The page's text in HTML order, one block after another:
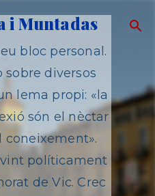
principal
i Muntadas
bloc personal.
diversos
lema propi: «la
són el nèctar
políticament
de Vic. Crec